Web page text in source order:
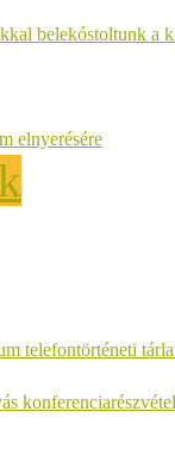
belekóstoltunk a
elnyerésére
telefontörténeti